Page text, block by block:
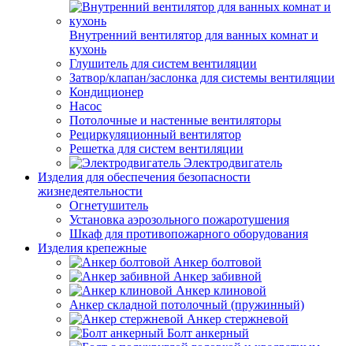
Внутренний вентилятор для ванных комнат и
кухонь
Глушитель для систем вентиляции
Затвор/клапан/заслонка для системы вентиляции
Кондиционер
Насос
Потолочные и настенные вентиляторы
Рециркуляционный вентилятор
Решетка для систем вентиляции
Электродвигатель
Изделия для обеспечения безопасности
жизнедеятельности
Огнетушитель
Установка аэрозольного пожаротушения
Шкаф для противопожарного оборудования
Изделия крепежные
Анкер болтовой
Анкер забивной
Анкер клиновой
Анкер складной потолочный (пружинный)
Анкер стержневой
Болт анкерный